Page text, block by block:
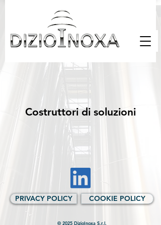
Costruttori di soluzioni
PRIVACY POLICY COOKIE POLICY
© 2025 DizioInoxa S.r.l.